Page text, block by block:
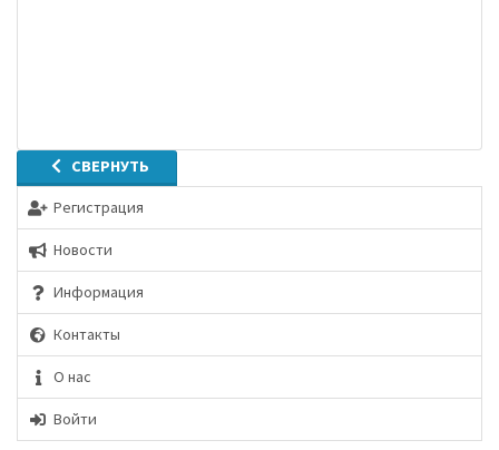
СВЕРНУТЬ
Регистрация
Новости
Информация
Контакты
О нас
Войти